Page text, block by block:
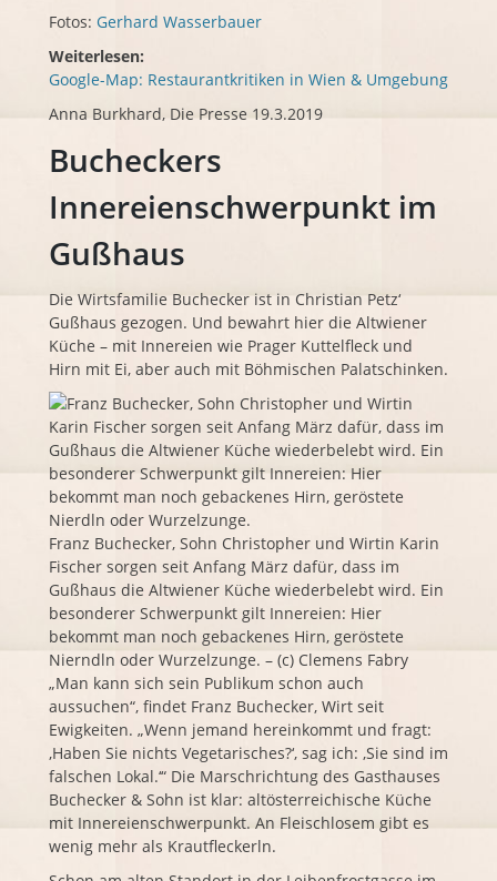
Fotos: Gerhard Wasserbauer
Weiterlesen:
Google-Map: Restaurantkritiken in Wien & Umgebung
Anna Burkhard, Die Presse 19.3.2019
Bucheckers
Innereienschwerpunkt im
Gußhaus
Die Wirtsfamilie Buchecker ist in Christian Petz‘
Gußhaus gezogen. Und bewahrt hier die Altwiener
Küche – mit Innereien wie Prager Kuttelfleck und
Hirn mit Ei, aber auch mit Böhmischen Palatschinken.
Franz Buchecker, Sohn Christopher und Wirtin Karin
Fischer sorgen seit Anfang März dafür, dass im
Gußhaus die Altwiener Küche wiederbelebt wird. Ein
besonderer Schwerpunkt gilt Innereien: Hier
bekommt man noch gebackenes Hirn, geröstete
Nierndln oder Wurzelzunge. – (c) Clemens Fabry
„Man kann sich sein Publikum schon auch
aussuchen“, findet Franz Buchecker, Wirt seit
Ewigkeiten. „Wenn jemand hereinkommt und fragt:
,Haben Sie nichts Vegetarisches?‘, sag ich: ,Sie sind im
falschen Lokal.‘“ Die Marschrichtung des Gasthauses
Buchecker & Sohn ist klar: altösterreichische Küche
mit Innereienschwerpunkt. An Fleischlosem gibt es
wenig mehr als Krautfleckerln.